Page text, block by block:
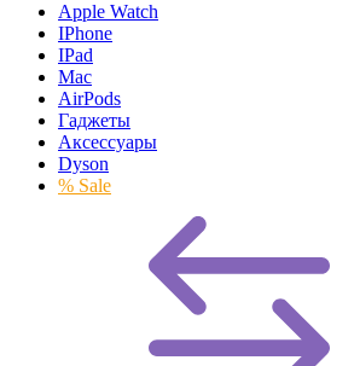
Apple Watch
IPhone
IPad
Mac
AirPods
Гаджеты
Аксессуары
Dyson
% Sale